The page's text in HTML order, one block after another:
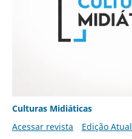
Culturas Midiáticas
Acessar revista
Edição Atual